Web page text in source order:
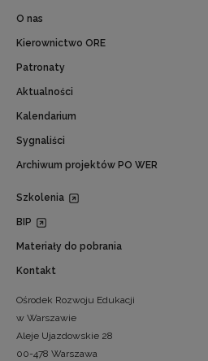
O nas
Kierownictwo ORE
Patronaty
Aktualności
Kalendarium
Sygnaliści
Archiwum projektów PO WER
Szkolenia
BIP
Materiały do pobrania
Kontakt
Ośrodek Rozwoju Edukacji
w Warszawie
Aleje Ujazdowskie 28
00-478 Warszawa